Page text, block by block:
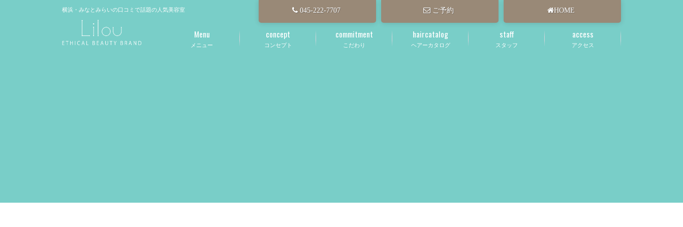
横浜・みなとみらいの口コミで話題の人気美容室 HOME
ご予約
045-222-7707
メニュー
Menu
コンセプト
concept
こだわり
commitment
ヘアーカタログ
haircatalog
スタッフ
staff
アクセス
access